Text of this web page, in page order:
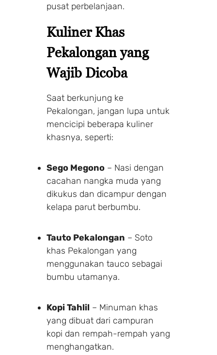
pusat perbelanjaan.
Kuliner Khas
Pekalongan yang
Wajib Dicoba
Saat berkunjung ke
Pekalongan, jangan lupa untuk
mencicipi beberapa kuliner
khasnya, seperti:
Sego Megono – Nasi dengan
cacahan nangka muda yang
dikukus dan dicampur dengan
kelapa parut berbumbu.
Tauto Pekalongan – Soto
khas Pekalongan yang
menggunakan tauco sebagai
bumbu utamanya.
Kopi Tahlil – Minuman khas
yang dibuat dari campuran
kopi dan rempah-rempah yang
menghangatkan.